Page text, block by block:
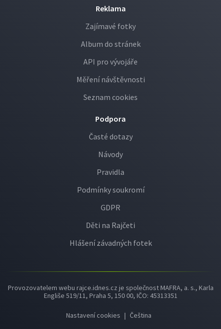
Reklama
Zajímavé fotky
Album do stránek
API pro vývojáře
Měření návštěvnosti
Seznam cookies
Podpora
Časté dotazy
Návody
Pravidla
Podmínky soukromí
GDPR
Děti na Rajčeti
Hlášení závadných fotek
Provozovatelem webu rajce.idnes.cz je společnost MAFRA, a. s., Karla
Engliše 519/11, Praha 5, 150 00, IČO: 45313351
Nastavení cookies | Čeština